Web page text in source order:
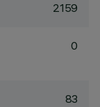
2159
0
83